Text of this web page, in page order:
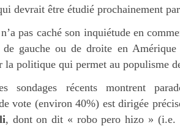
devrait être étudié prochainement
pas caché son inquiétude en
de gauche ou de droite en
la politique qui permet au populisme
sondages récents montrent
vote (environ 40%) est dirigée
, dont on dit « robo pero hizo »